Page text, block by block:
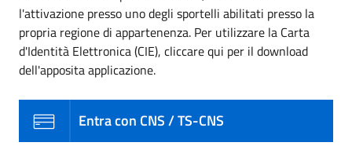
l'attivazione presso uno degli sportelli abilitati presso la
propria regione di appartenenza. Per utilizzare la Carta
d'Identità Elettronica (CIE), cliccare qui per il download
dell'apposita applicazione.
Entra con CNS / TS-CNS